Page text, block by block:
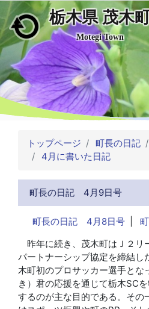
メインコンテンツにスキップ
栃木県 茂木
Motegi Town
トップページ 町長の日記
4月に書いた日記
町長の日記 4月9日号
町長の日記 4月8日号
昨年に続き、茂木町はＪ２リ
パートナーシップ協定を締結し
木町初のプロサッカー選手とな
き）君の応援を通じて栃木SC
するのが主な目的である。その